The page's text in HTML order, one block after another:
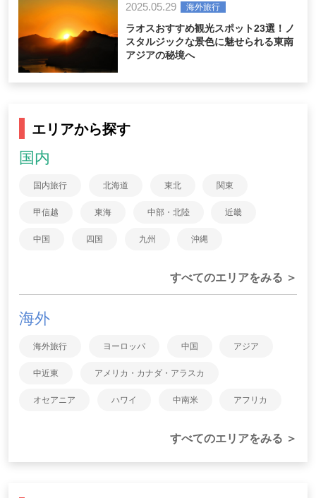
2025.05.29 海外旅行
ラオスおすすめ観光スポット23選！ノ
スタルジックな景色に魅せられる東南
アジアの秘境へ
エリアから探す
国内
国内旅行 北海道 東北 関東
甲信越 東海 中部・北陸 近畿
中国 四国 九州 沖縄
すべてのエリアをみる ＞
海外
海外旅行 ヨーロッパ 中国 アジア
中近東 アメリカ・カナダ・アラスカ
オセアニア ハワイ 中南米 アフリカ
すべてのエリアをみる ＞